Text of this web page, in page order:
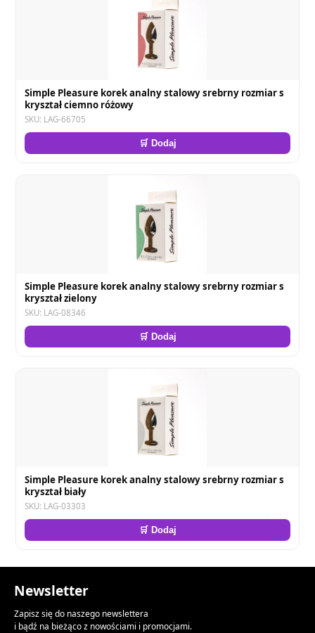
Simple Pleasure korek analny stalowy srebrny rozmiar s
kryształ ciemno różowy
SKU: LAG-66705
🛒 Dodaj
Simple Pleasure korek analny stalowy srebrny rozmiar s
kryształ zielony
SKU: LAG-08346
🛒 Dodaj
Simple Pleasure korek analny stalowy srebrny rozmiar s
kryształ biały
SKU: LAG-03303
🛒 Dodaj
Newsletter
Zapisz się do naszego newslettera
i bądź na bieżąco z nowościami i promocjami.